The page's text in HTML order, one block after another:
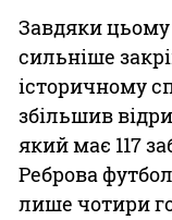
Завдяки
сильніше
історичному
збільшив
який має 117
Реброва
лише чотири